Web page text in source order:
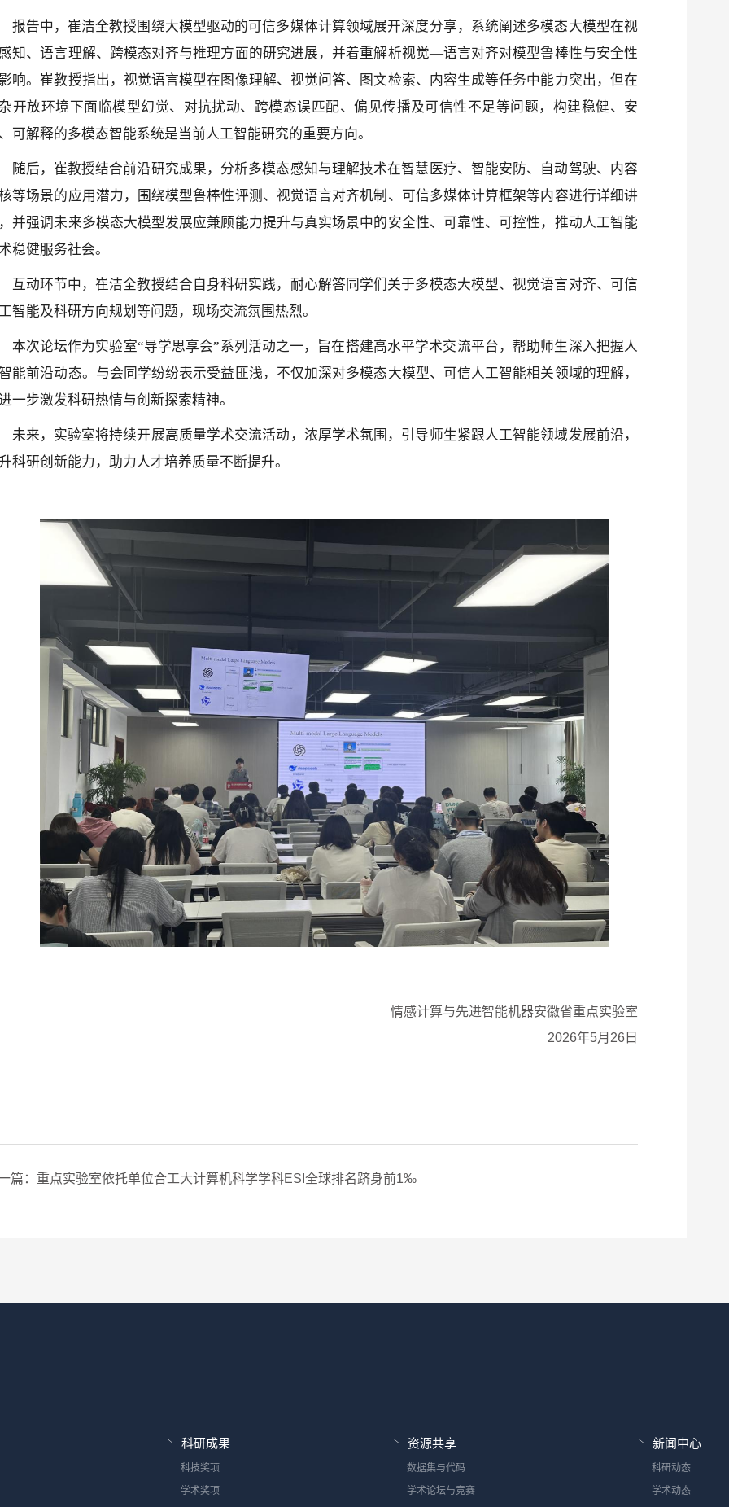
报告中，崔洁全教授围绕大模型驱动的可信多媒体计算领域展开深度分享，系统阐述多模态大模型在视
知、语言理解、跨模态对齐与推理方面的研究进展，并着重解析视觉—语言对齐对模型鲁棒性与安全性
响。崔教授指出，视觉语言模型在图像理解、视觉问答、图文检索、内容生成等任务中能力突出，但在
开放环境下面临模型幻觉、对抗扰动、跨模态误匹配、偏见传播及可信性不足等问题，构建稳健、安
可解释的多模态智能系统是当前人工智能研究的重要方向。
随后，崔教授结合前沿研究成果，分析多模态感知与理解技术在智慧医疗、智能安防、自动驾驶、内容
等场景的应用潜力，围绕模型鲁棒性评测、视觉语言对齐机制、可信多媒体计算框架等内容进行详细讲
并强调未来多模态大模型发展应兼顾能力提升与真实场景中的安全性、可靠性、可控性，推动人工智能
稳健服务社会。
互动环节中，崔洁全教授结合自身科研实践，耐心解答同学们关于多模态大模型、视觉语言对齐、可信
智能及科研方向规划等问题，现场交流氛围热烈。
本次论坛作为实验室“导学思享会”系列活动之一，旨在搭建高水平学术交流平台，帮助师生深入把握人
能前沿动态。与会同学纷纷表示受益匪浅，不仅加深对多模态大模型、可信人工智能相关领域的理解，
一步激发科研热情与创新探索精神。
未来，实验室将持续开展高质量学术交流活动，浓厚学术氛围，引导师生紧跟人工智能领域发展前沿，
科研创新能力，助力人才培养质量不断提升。
情感计算与先进智能机器安徽省重点实验室
2026年5月26日
篇：重点实验室依托单位合工大计算机科学学科ESI全球排名跻身前1‰
科研成果
科技奖项
学术奖项
资源共享
数据集与代码
学术论坛与竞赛
新闻中心
科研动态
学术动态